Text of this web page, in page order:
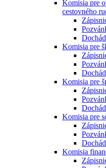
Komisia pre
cestovného
Komisia pre
Komisia pre
Komisia pre
Komisia